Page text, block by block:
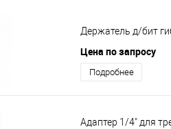
Держатель д/бит
Цена по запросу
Подробнее
Адаптер 1/4" для